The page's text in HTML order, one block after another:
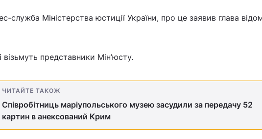
служба Міністерства юстиції України, про це заявив глава
візьмуть представники Мін’юсту.
ЧИТАЙТЕ ТАКОЖ
Співробітниць маріупольського музею засудили за передачу 52
картин в анексований Крим